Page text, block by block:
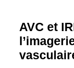
AVC et